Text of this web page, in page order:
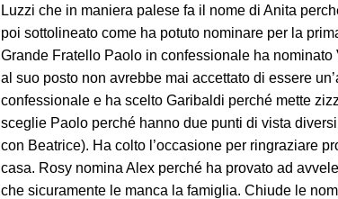
Luzzi che in maniera palese fa il nome di Anita
poi sottolineato come ha potuto nominare per la
Grande Fratello Paolo in confessionale ha
al suo posto non avrebbe mai accettato di essere
confessionale e ha scelto Garibaldi perché mette
sceglie Paolo perché hanno due punti di vista
con Beatrice). Ha colto l’occasione per ringraziare
casa. Rosy nomina Alex perché ha provato ad
che sicuramente le manca la famiglia. Chiude le